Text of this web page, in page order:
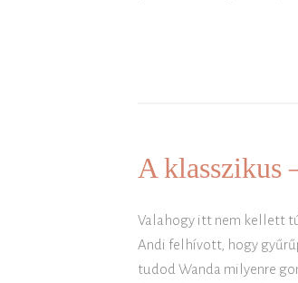
A klasszikus
Valahogy itt nem kellett
Andi felhívott, hogy
tudod Wanda milyenre